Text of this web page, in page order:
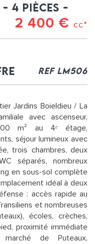
2 400 € cc*
ref lm506
Jardins Boieldieu / La
avec ascenseur,
m² au 4ᵉ étage,
séjour lumineux avec
trois chambres, deux
séparés, nombreux
en sous-sol complète
idéal à deux
: accès rapide au
et nombreuses
écoles, crèches,
proximité immédiate
de Puteaux,